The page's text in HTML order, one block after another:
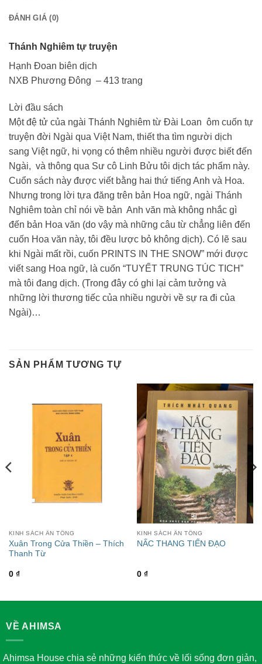
ĐÁNH GIÁ (0)
Thánh Nghiêm tự truyện
Hạnh Đoan biên dịch
NXB Phương Đông – 413 trang
Lời đầu sách
Một đệ tử của ngài Thánh Nghiêm từ Đài Loan ôm cuốn tự
truyện đời Ngài qua Việt Nam, thiết tha tìm người dịch
sang Việt ngữ, hi vọng có thêm nhiều người được biết đến
Ngài, và thông qua Sư cô Linh Bửu tôi dịch tác phẩm này.
Cuổn sách này được viết bằng hai thứ tiếng Anh và Hoa.
Nhưng trong lời tựa đăng trên bản Hoa ngữ, ngài Thánh
Nghiêm toàn chỉ nói về bản Anh văn mà không nhắc gì
đến bản Hoa văn (do vậy mà những câu từ chẳng liên đến
cuốn Hoa văn này, tôi đều lược bỏ không dịch). Có lẽ sau
khi Ngài mất rồi, cuốn PRINTS IN THE SNOW” mới được
viết sang Hoa ngữ, là cuốn “TUYẾT TRUNG TÚC TICH”
mà tôi đang dịch. (Trong đây có ghi lại cảm tưởng và
những lời thương tiếc của nhiều người về sự ra đi của
Ngài)…
SẢN PHẨM TƯƠNG TỰ
KINH SÁCH ẤN TỐNG
Xuân Trong Cửa Thiền – Thích
Thanh Từ
0 ₫
KINH SÁCH ẤN TỐNG
NẤC THANG TIẾN ĐẠO
0 ₫
VỀ AHIMSA
Ahimsa House chia sẻ những kiến thức về lối sống đơn giản,